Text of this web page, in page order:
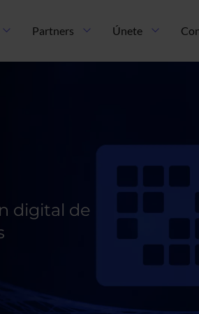
Partners Únete
digital de